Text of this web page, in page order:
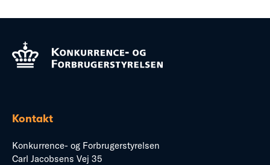
Kontakt
Konkurrence- og Forbrugerstyrelsen
Carl Jacobsens Vej 35